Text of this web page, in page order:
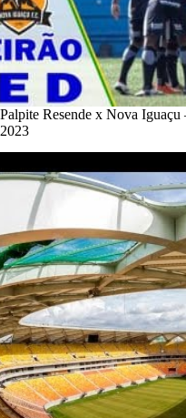
Palpite Resende x Nova
2023